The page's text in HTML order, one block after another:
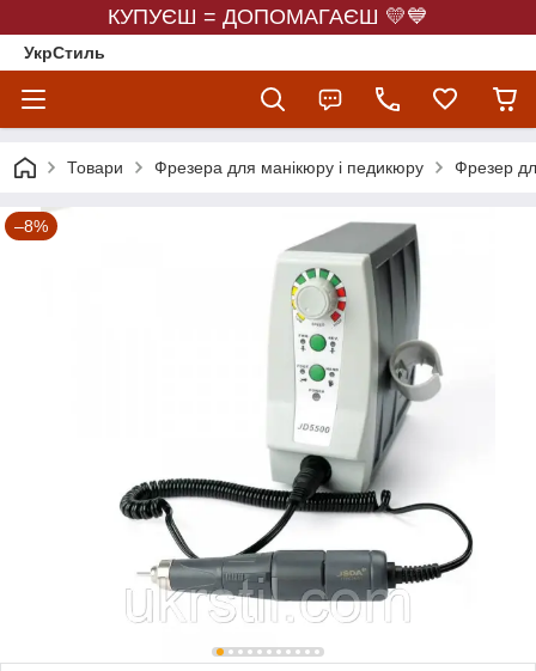
КУПУЄШ = ДОПОМАГАЄШ 💛💙
УкрСтиль
Товари Фрезера для манікюру і педикюру Фрезер
–8%